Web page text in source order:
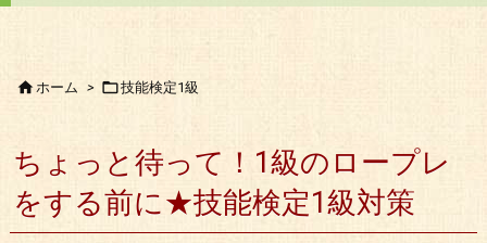
ホーム > 技能検定1級
ちょっと待って！1級のロープレ
をする前に★技能検定1級対策